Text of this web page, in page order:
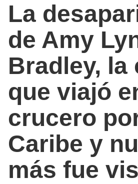
La
de Amy
Bradley, la
que viajó
crucero
Caribe y
más fue